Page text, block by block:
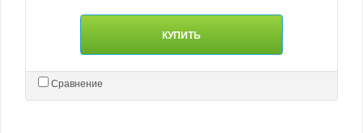
КУПИТЬ
Сравнение